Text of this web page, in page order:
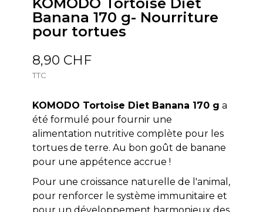
Banana 170 g- Nourriture
pour tortues
8,90 CHF
TTC
KOMODO Tortoise Diet Banana 170 g a
été formulé pour fournir une
alimentation nutritive complète pour les
tortues de terre. Au bon goût de banane
pour une appétence accrue !
Pour une croissance naturelle de l'animal,
pour renforcer le système immunitaire et
pour un développement harmonieux des